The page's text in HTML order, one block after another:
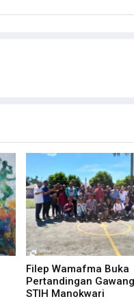
Terus Tingkatkan
Polri Pertebal Pengamanan
Uraikan Perancangan
Bupati Ajukan Rute
Papua Barat Teken MoU
Pendidikan Advokat oleh
Periksa Eks Bupati Supiori
Terapkan Absensi Digital
17 Aparat, Polisi
Filep Wamafma Buka
Pertandingan
STIH Manokwari